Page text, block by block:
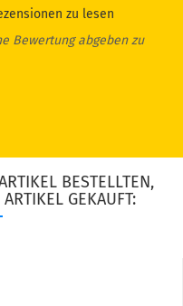
zu lesen
Bewertung abgeben zu
BESTELLTEN,
GEKAUFT: